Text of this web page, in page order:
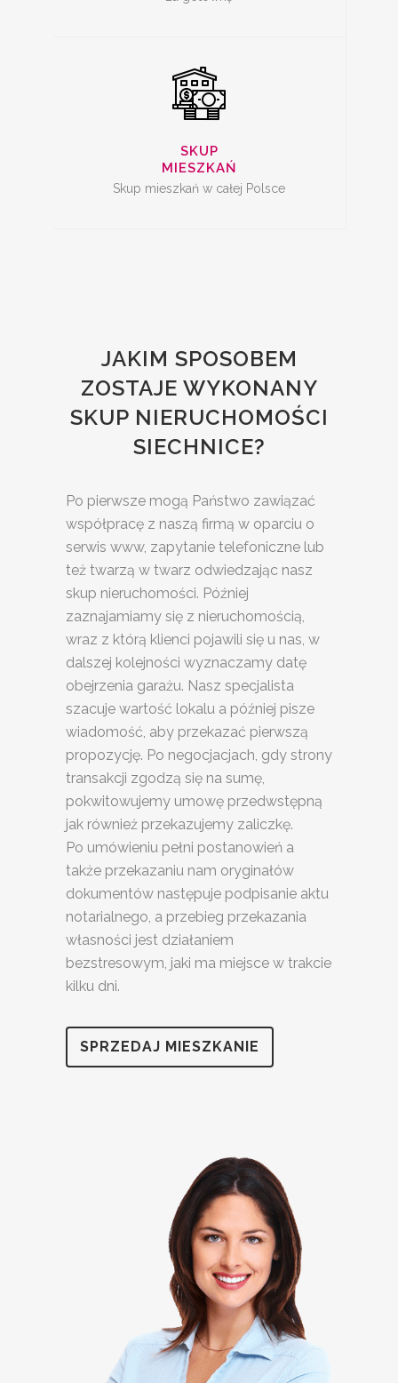
SKUP
MIESZKAŃ
Skup mieszkań w całej Polsce
JAKIM SPOSOBEM
ZOSTAJE WYKONANY
SKUP NIERUCHOMOŚCI
SIECHNICE?
Po pierwsze mogą Państwo zawiązać
współpracę z naszą firmą w oparciu o
serwis www, zapytanie telefoniczne lub
też twarzą w twarz odwiedzając nasz
skup nieruchomości. Później
zaznajamiamy się z nieruchomością,
wraz z którą klienci pojawili się u nas, w
dalszej kolejności wyznaczamy datę
obejrzenia garażu. Nasz specjalista
szacuje wartość lokalu a później pisze
wiadomość, aby przekazać pierwszą
propozycję. Po negocjacjach, gdy strony
transakcji zgodzą się na sumę,
pokwitowujemy umowę przedwstępną
jak również przekazujemy zaliczkę.
Po umówieniu pełni postanowień a
także przekazaniu nam oryginałów
dokumentów następuje podpisanie aktu
notarialnego, a przebieg przekazania
własności jest działaniem
bezstresowym, jaki ma miejsce w trakcie
kilku dni.
SPRZEDAJ MIESZKANIE